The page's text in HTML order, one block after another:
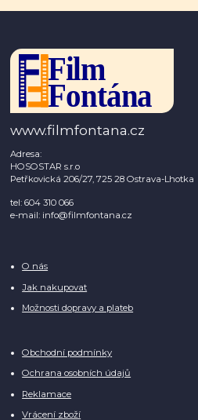
www.filmfontana.cz
Adresa:
HOSOSTAR s.r.o
Petřkovická 206/27, 725 28 Ostrava-Lhotka
tel: 604 310 066
e-mail: info@filmfontana.cz
O nás
Jak nakupovat
Možnosti dopravy a plateb
Obchodní podmínky
Ochrana osobních údajů
Reklamace
Vrácení zboží